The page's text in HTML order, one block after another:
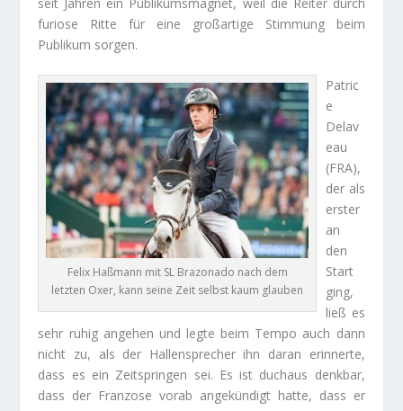
furiose Ritte für eine großartige Stimmung beim
Publikum sorgen.
Felix Haßmann mit SL Brazonado nach dem
letzten Oxer, kann seine Zeit selbst kaum glauben
Patric
e
Delav
eau
(FRA),
der als
erster
an
den
Start
ging,
ließ es
sehr ruhig angehen und legte beim Tempo auch dann
nicht zu, als der Hallensprecher ihn daran erinnerte,
dass es ein Zeitspringen sei. Es ist duchaus denkbar,
dass der Franzose vorab angekündigt hatte, dass er